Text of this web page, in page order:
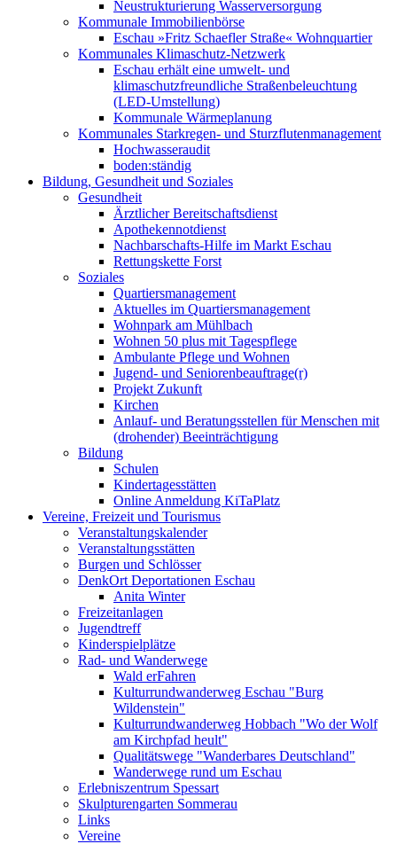
Neustrukturierung Wasserversorgung
Kommunale Immobilienbörse
Eschau »Fritz Schaefler Straße« Wohnquartier
Kommunales Klimaschutz-Netzwerk
Eschau erhält eine umwelt- und
klimaschutzfreundliche Straßenbeleuchtung
(LED-Umstellung)
Kommunale Wärmeplanung
Kommunales Starkregen- und Sturzflutenmanagement
Hochwasseraudit
boden:ständig
Bildung, Gesundheit und Soziales
Gesundheit
Ärztlicher Bereitschaftsdienst
Apothekennotdienst
Nachbarschafts-Hilfe im Markt Eschau
Rettungskette Forst
Soziales
Quartiersmanagement
Aktuelles im Quartiersmanagement
Wohnpark am Mühlbach
Wohnen 50 plus mit Tagespflege
Ambulante Pflege und Wohnen
Jugend- und Seniorenbeauftrage(r)
Projekt Zukunft
Kirchen
Anlauf- und Beratungsstellen für Menschen mit
(drohender) Beeinträchtigung
Bildung
Schulen
Kindertagesstätten
Online Anmeldung KiTaPlatz
Vereine, Freizeit und Tourismus
Veranstaltungskalender
Veranstaltungsstätten
Burgen und Schlösser
DenkOrt Deportationen Eschau
Anita Winter
Freizeitanlagen
Jugendtreff
Kinderspielplätze
Rad- und Wanderwege
Wald erFahren
Kulturrundwanderweg Eschau "Burg
Wildenstein"
Kulturrundwanderweg Hobbach "Wo der Wolf
am Kirchpfad heult"
Qualitätswege "Wanderbares Deutschland"
Wanderwege rund um Eschau
Erlebniszentrum Spessart
Skulpturengarten Sommerau
Links
Vereine